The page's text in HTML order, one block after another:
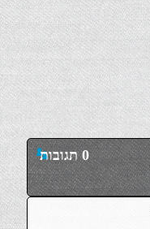
0 תגובות